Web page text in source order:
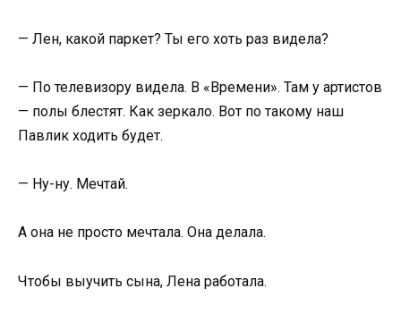
— Лен, какой паркет? Ты его хоть раз видела?
— По телевизору видела. В «Времени». Там у артистов
— полы блестят. Как зеркало. Вот по такому наш
Павлик ходить будет.
— Ну-ну. Мечтай.
А она не просто мечтала. Она делала.
Чтобы выучить сына, Лена работала.